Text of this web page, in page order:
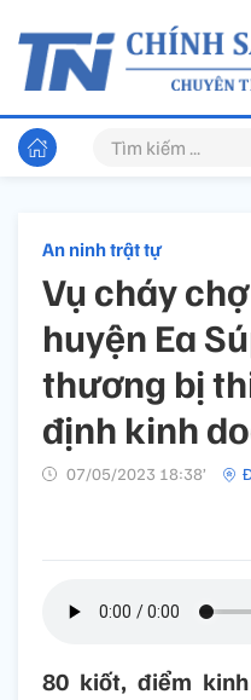
An ninh trật tự
Vụ cháy
huyện Ea
thương bị
định kinh
07/05/2023 18:38’
80 kiốt, điểm